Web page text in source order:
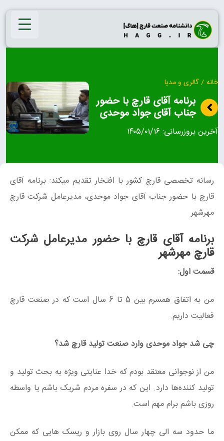
Skip
content
خانه / گالری و مدیا
برنامه آقای قارچ با حضور
جناب آقای جواد موحدی
آخرین بروزرسانی: ۱۴۰۵/۰۱/۱۶
رسانه تخصصی قارچ کشور با افتخار تقدیم میکند: برنامه آقای
قارچ با حضور جناب آقای جواد موحدی، مدیرعامل شرکت قارچ
مهرشهر
برنامه آقای قارچ با حضور مدیرعامل شرکت
قارچ مهرشهر
قسمت اول:
من به اتفاق همسرم بین 5 تا 6 سال است که در صنعت قارچ
فعالیت داریم.
چی شد جواد موحدی وارد صنعت تولید قارچ شد؟
من از نوجوانی معتقد بودم که خدا عنایتی ویژه به بحث تولید و
تولید کننده‌ها دارد. این که در سفره مردم شریک باشم یا واسطه
روزی باشم برام مهم است.
ما حدود سه الی چهار سال روی بازار و ریسک هایی که ممکن